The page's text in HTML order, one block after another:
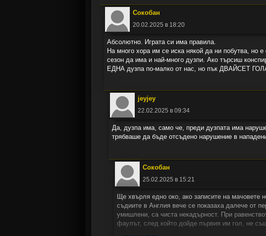
Сокобан
20.02.2025 в 18:20
Абсолютно. Играта си има правила.
На много хора им се иска някой да ни побутва, но
сезон да има и най-много дузпи. Ако търсиш
ЕДНА дузпа по-малко от нас, но пък ДВАЙСЕТ
jeyjey
22.02.2025 в 09:34
Да, дузпа има, само че, преди дузпата има
трябваше да бъде отсъдено нарушение в
Сокобан
25.02.2025 в 15:21
Ще хвърля едно око, ако записите на мачовете
съдиите в Англия вече се показаха далече от
умишлени, са чиста некадърност. При
фаулът, след който дойде първия им гол, не